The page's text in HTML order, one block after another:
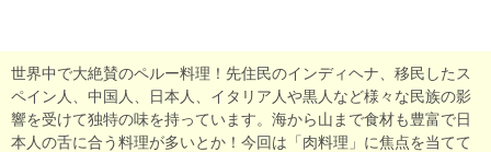
世界中で大絶賛のペルー料理！先住民のインディヘナ、移民したス
ペイン人、中国人、日本人、イタリア人や黒人など様々な民族の影
響を受けて独特の味を持っています。海から山まで食材も豊富で日
本人の舌に合う料理が多いとか！今回は「肉料理」に焦点を当てて